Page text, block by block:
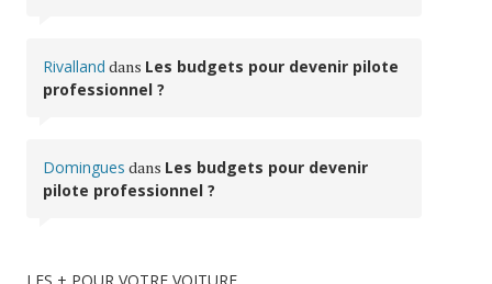
Rivalland dans Les budgets pour devenir pilote
professionnel ?
Domingues dans Les budgets pour devenir
pilote professionnel ?